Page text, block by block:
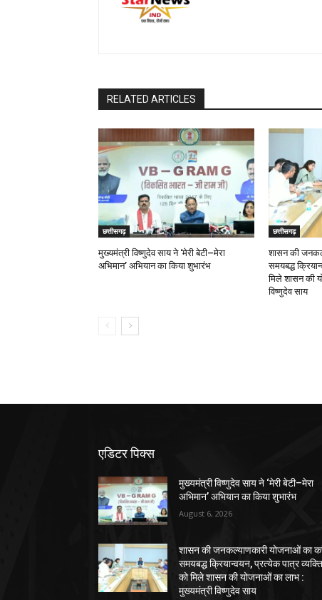
RELATED ARTICLES
छत्तीसगढ़
मुख्यमंत्री विष्णुदेव साय ने ‘मेरी बेटी–मेरा
अभिमान’ अभियान का किया शुभारंभ
छत्तीसगढ़
शासन की
समयबद्ध
मिले शासन की
विष्णुदेव साय
एडिटर पिक्स
मुख्यमंत्री विष्णुदेव साय ने ‘मेरी बेटी–मेरा
अभिमान’ अभियान का किया शुभारंभ
August 6, 2026
शासन की जनकल्याणकारी योजनाओं का
समयबद्ध क्रियान्वयन, प्रत्येक पात्र व्यक्ति
को मिले शासन की योजनाओं का लाभ :
मुख्यमंत्री विष्णुदेव साय